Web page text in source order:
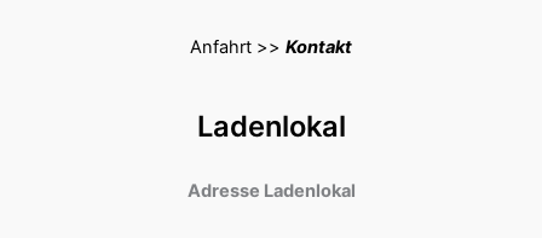
Anfahrt >> Kontakt
Ladenlokal
Adresse Ladenlokal